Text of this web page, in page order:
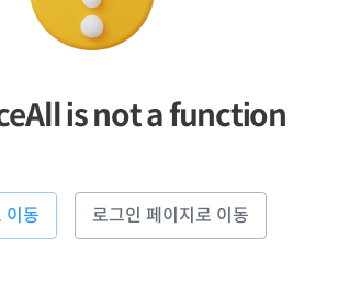
is not a function
이동 로그인 페이지로 이동